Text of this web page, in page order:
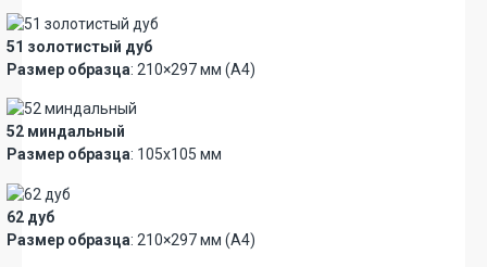
51 золотистый дуб
Размер образца: 210×297 мм (А4)
52 миндальный
Размер образца: 105х105 мм
62 дуб
Размер образца: 210×297 мм (А4)